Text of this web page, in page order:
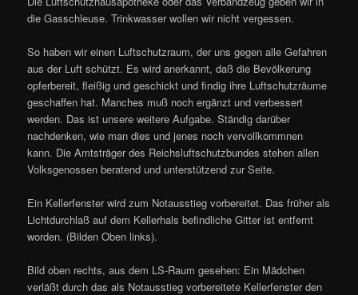
die Gasschleuse. Trinkwasser wollen wir nicht vergessen.
So haben wir einen Luftschutzraum, der uns gegen alle Gefahren
aus der Luft schützt. Es wird anerkannt, daß die Bevölkerung
opferbereit, fleißig und geschickt und findig ihre Luftschutzräume
geschaffen hat. Manches muß noch ergänzt und verbessert
werden. Das ist unsere weitere Aufgabe. Ständig darüber
nachdenken, wie man dies und jenes noch vervollkommnen
kann. Die Amtsträger des Reichsluftschutzbundes stehen allen
Volksgenossen beratend und unterstützend zur Seite.
Ein Kellerfenster wird zum Notausstieg vorbereitet. Das früher als
Lichtdurchlaß auf dem Kellerhals befindliche Gitter ist entfernt
worden. (Bilden Oben links).
Bild oben rechts, aus dem LS-Raum gesehen: Ein Mädchen
verläßt durch das als Notausstieg vorbereitete Kellerfenster den